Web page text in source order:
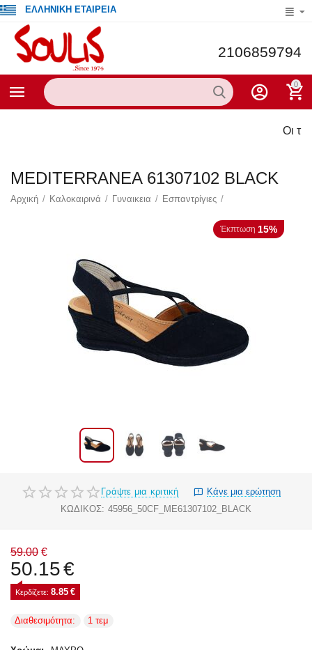
ΕΛΛΗΝΙΚΗ ΕΤΑΙΡΕΙΑ
2106859794
0
Οι
MEDITERRANEA 61307102 BLACK
Αρχική / Καλοκαιρινά / Γυναικεια / Εσπαντρίγιες /
Έκπτωση 15%
Γράψτε μια κριτική
Κάνε μια ερώτηση
ΚΩΔΙΚΟΣ: 45956_50CF_ME61307102_BLACK
59.00 €
50.15€
Κερδίζετε: 8.85 €
Διαθεσιμότητα: 1 τεμ